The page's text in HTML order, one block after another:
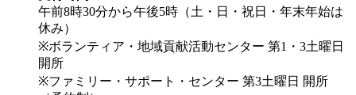
午前8時30分から午後5時（土・日・祝日・年末年始は
休み）
※ボランティア・地域貢献活動センター 第1・3土曜日
開所
※ファミリー・サポート・センター 第3土曜日 開所